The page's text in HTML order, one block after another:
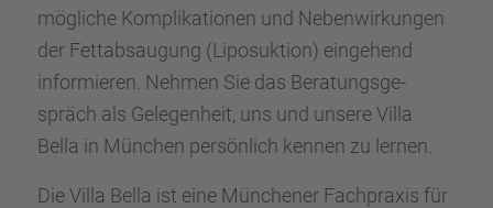
mögli­che Kompli­ka­tio­nen und Neben­wir­kun­gen
der Fettab­sau­gung (Liposuk­tion) einge­hend
infor­mie­ren. Nehmen Sie das Beratungs­ge­
spräch als Gelegen­heit, uns und unsere Villa
Bella in München persön­lich kennen zu lernen.
Die Villa Bella ist eine Münche­ner Fachpra­xis für